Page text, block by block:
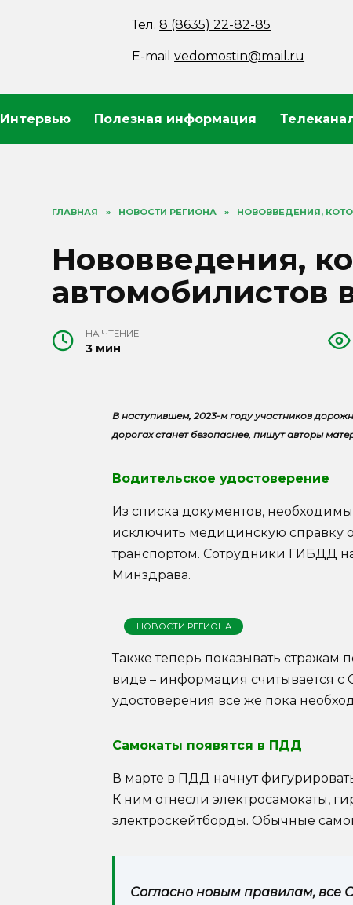
Тел.8 (8635) 22-82-85
E-mailvedomostin@mail.ru
Интервью Полезная информация
ГЛАВНАЯ » НОВОСТИ РЕГИОНА » НОВОВВЕДЕНИЯ,
Нововведения,
автомобилистов
НА ЧТЕНИЕ
3 мин
В наступившем, 2023-м году участников
дорогах станет безопаснее, пишут авторы
Водительское удостоверение
Из списка документов,
исключить медицинскую справку
транспортом. Сотрудники ГИБДД
Минздрава.
НОВОСТИ РЕГИОНА
Также теперь показывать
виде – информация считывается с
удостоверения все же пока
Самокаты появятся в ПДД
В марте в ПДД начнут
К ним отнесли электросамокаты,
электроскейтборды. Обычные
Согласно новым правилам, все